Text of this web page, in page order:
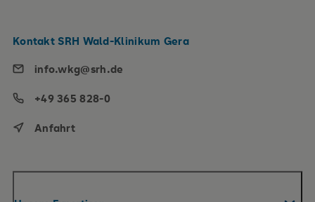
Kontakt SRH Wald-Klinikum Gera
info.wkg@srh.de
+49 365 828-0
Anfahrt